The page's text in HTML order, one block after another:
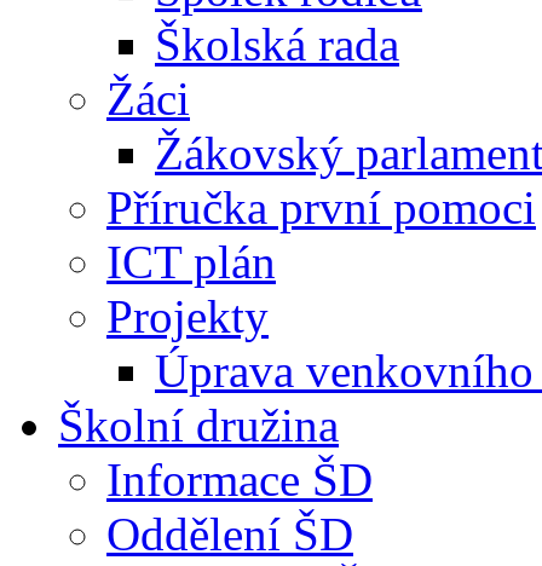
Školská rada
Žáci
Žákovský
Příručka první pomoci
ICT plán
Projekty
Úprava
Školní družina
Informace ŠD
Oddělení ŠD